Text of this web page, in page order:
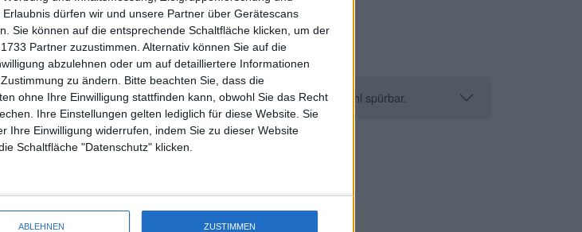
Erlaubnis dürfen wir und unsere Partner über Gerätescans
Sie können auf die entsprechende Schaltfläche klicken, um der
Partner zuzustimmen. Alternativ können Sie auf die
abzulehnen oder um auf detailliertere Informationen
zu ändern.
Bitte beachten Sie, dass die
ohne Ihre Einwilligung stattfinden kann, obwohl Sie das Recht
Ihre Einstellungen gelten lediglich für diese Website. Sie
Ihre Einwilligung widerrufen, indem Sie zu dieser Website
Schaltfläche "Datenschutz" klicken.
ABLEHNEN ZUSTIMMEN
Die Registrierung ist kostenlos und reduziert die Anzahl spürbar.
Übersicht